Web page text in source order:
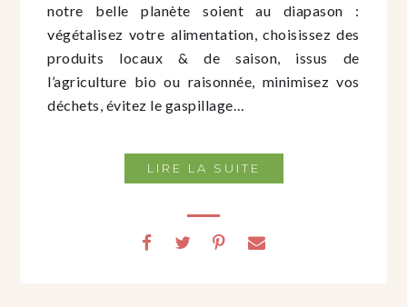
notre belle planète soient au diapason :
végétalisez votre alimentation, choisissez des
produits locaux & de saison, issus de
l’agriculture bio ou raisonnée, minimisez vos
déchets, évitez le gaspillage…
LIRE LA SUITE